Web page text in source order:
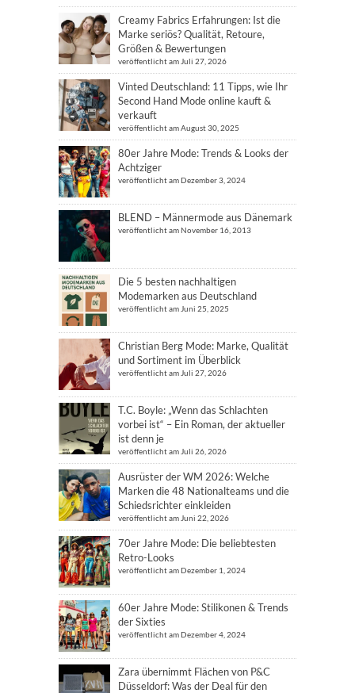
Creamy Fabrics Erfahrungen: Ist die
Marke seriös? Qualität, Retoure,
Größen & Bewertungen
veröffentlicht am Juli 27, 2026
Vinted Deutschland: 11 Tipps, wie Ihr
Second Hand Mode online kauft &
verkauft
veröffentlicht am August 30, 2025
80er Jahre Mode: Trends & Looks der
Achtziger
veröffentlicht am Dezember 3, 2024
BLEND – Männermode aus Dänemark
veröffentlicht am November 16, 2013
Die 5 besten nachhaltigen
Modemarken aus Deutschland
veröffentlicht am Juni 25, 2025
Christian Berg Mode: Marke, Qualität
und Sortiment im Überblick
veröffentlicht am Juli 27, 2026
T.C. Boyle: „Wenn das Schlachten
vorbei ist“ – Ein Roman, der aktueller
ist denn je
veröffentlicht am Juli 26, 2026
Ausrüster der WM 2026: Welche
Marken die 48 Nationalteams und die
Schiedsrichter einkleiden
veröffentlicht am Juni 22, 2026
70er Jahre Mode: Die beliebtesten
Retro-Looks
veröffentlicht am Dezember 1, 2024
60er Jahre Mode: Stilikonen & Trends
der Sixties
veröffentlicht am Dezember 4, 2024
Zara übernimmt Flächen von P&C
Düsseldorf: Was der Deal für den